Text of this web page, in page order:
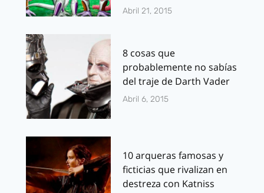
Abril 21, 2015
8 cosas que
probablemente no sabías
del traje de Darth Vader
Abril 6, 2015
10 arqueras famosas y
ficticias que rivalizan en
destreza con Katniss